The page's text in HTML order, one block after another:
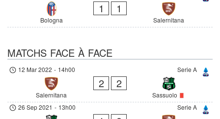
Bologna
1 1
Salernitana
MATCHS FACE À FACE
Serie A
12 Mar 2022 - 14h00
Salernitana
2 2
Sassuolo
Serie A
26 Sep 2021 - 13h00